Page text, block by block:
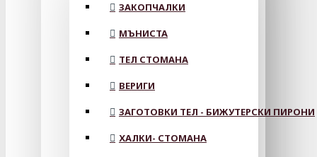
ЗАКОПЧАЛКИ
МЪНИСТА
ТЕЛ СТОМАНА
ВЕРИГИ
ЗАГОТОВКИ ТЕЛ - БИЖУТЕРСКИ ПИРОНИ
ХАЛКИ- СТОМАНА